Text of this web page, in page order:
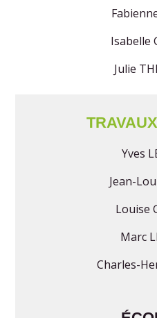
Isabelle
Julie
Yves
Jean-
Louise
Marc
Charles-